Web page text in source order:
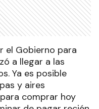
el Gobierno para
a llegar a las
Ya es posible
y aires
comprar hoy